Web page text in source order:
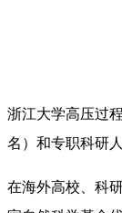
浙江大学高压过
名）和专职科研
在海外高校、科